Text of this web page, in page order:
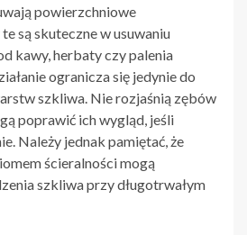
powierzchniowe
są skuteczne w usuwaniu
kawy, herbaty czy palenia
ogranicza się jedynie do
szkliwa. Nie rozjaśnią zębów
poprawić ich wygląd, jeśli
Należy jednak pamiętać, że
ścieralności mogą
szkliwa przy długotrwałym